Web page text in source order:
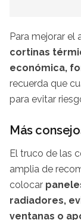
Para mejorar el
cortinas
económica,
recuerda que
para evitar
Más
El truco de las
amplia de
colocar
radiadores,
ventanas o